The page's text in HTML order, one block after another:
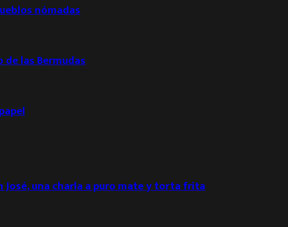
nómadas
de las Bermudas
José, una charla a puro mate y torta frita